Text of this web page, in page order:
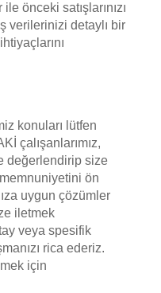
önceki satışlarınızı
verilerinizi detaylı bir
konuları lütfen
çalışanlarımız,
değerlendirip size
ön
uygun çözümler
iletmek
veya spesifik
rica ederiz.
için